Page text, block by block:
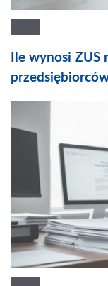
Ile wynosi